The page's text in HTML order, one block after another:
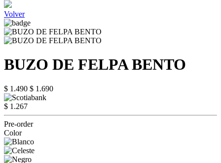
Volver
BUZO DE FELPA BENTO
$ 1.490 $ 1.690
$ 1.267
Pre-order
Color